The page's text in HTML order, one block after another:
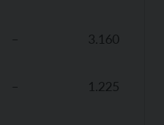
– 3.160
– 1.225